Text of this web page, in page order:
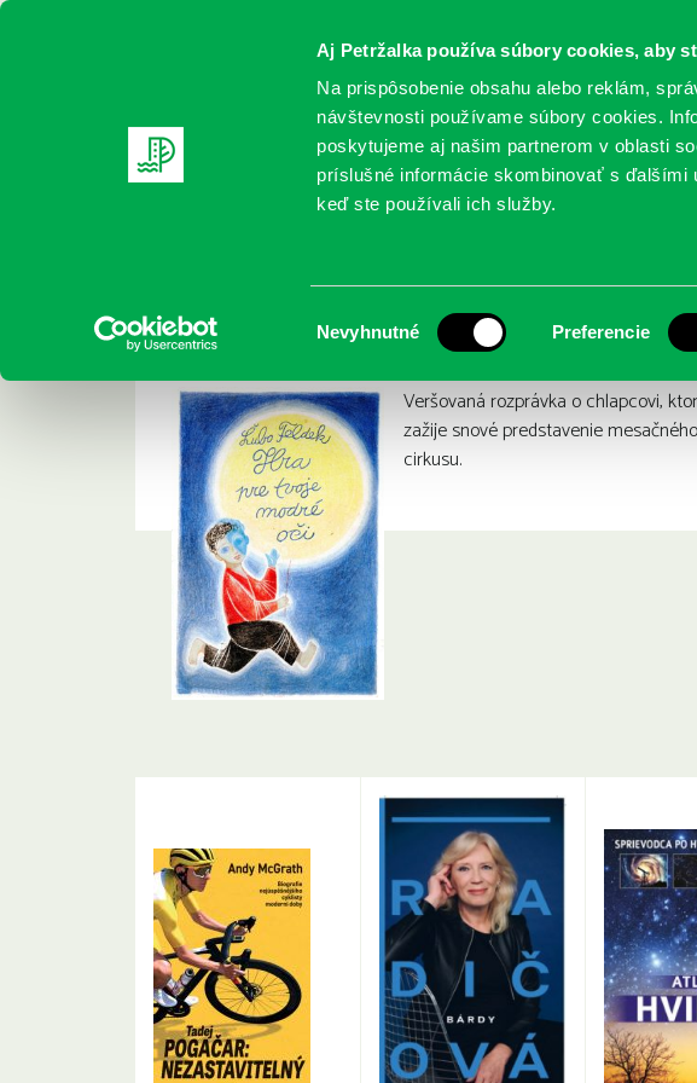
Aj Petržalka používa súbory cookies, aby
Na prispôsobenie obsahu alebo reklám,
návštevnosti používame súbory cookies.
poskytujeme aj našim partnerom v oblasti
príslušné informácie skombinovať s ďalšími
keď ste používali ich služby.
súhlasu
Nevyhnutné Preferencie
REGISTRUJTE SA ONLINE KATALÓGY SLUŽBY
Feldek, Ľubo: Hra pre
Veršovaná rozprávka o chlapcovi,
zažije snové predstavenie mesačného
cirkusu.